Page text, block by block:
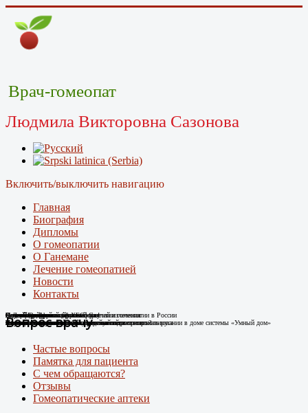
Врач-гомеопат
Людмила Викторовна Сазонова
Включить/выключить навигацию
Главная
Биография
Дипломы
О гомеопатии
О Ганемане
Лечение гомеопатией
Новости
Контакты
Случай Вай-фай
Человек-антенна. Случай излечения.
Я не могу дышать без телефона!
Случай из практики
Новые препараты цифровой эры
Появились случаи плохого самочувствия при использовании в доме системы «Умный дом»
Лечение цифровой зависимости
про игровую зависимость у детей и подростков
К Дню гомеопатии: факты о развитии гомеопатии в России
Остеоартроз.
Случай из практики.
Соли Шюсслера
Какими гомеопатическими средствами что лечить?
Склероатрофический лихен. Случай излечения
Лечение Крауроза вульвы гомеопатией
Случай диабета
Лечение гомеопатией
Новый штамм ковида ХЕС.
Внимание: пришел новый вирусный штамм коронавируса
Вопрос врачу
Частые вопросы
Памятка для пациента
С чем обращаются?
Отзывы
Гомеопатические аптеки